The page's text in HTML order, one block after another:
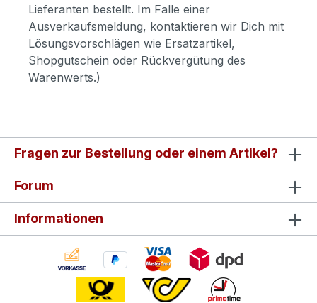
Lieferanten bestellt. Im Falle einer
Ausverkaufsmeldung, kontaktieren wir Dich mit
Lösungsvorschlägen wie Ersatzartikel,
Shopgutschein oder Rückvergütung des
Warenwerts.)
Fragen zur Bestellung oder einem Artikel?
Forum
Informationen